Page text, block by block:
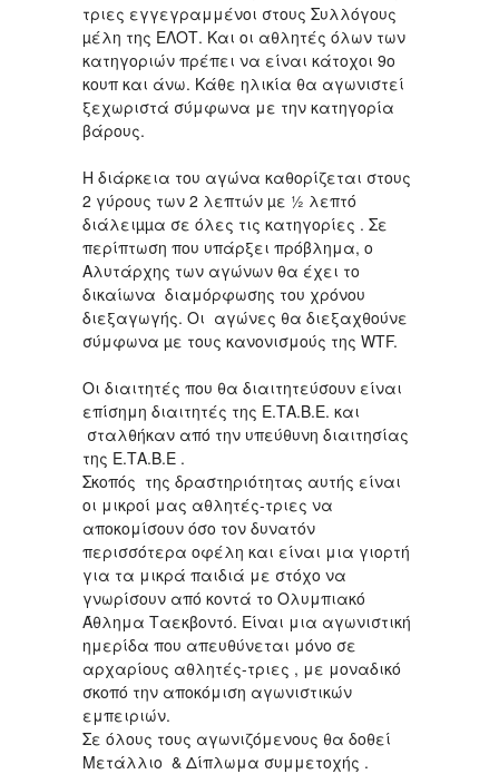
τριες εγγεγραμμένοι στους Συλλόγους
µέλη της ΕΛΟΤ. Και οι αθλητές όλων των
κατηγοριών πρέπει να είναι κάτοχοι 9ο
κουπ και άνω. Κάθε ηλικία θα αγωνιστεί
ξεχωριστά σύμφωνα με την κατηγορία
βάρους.
Η διάρκεια του αγώνα καθορίζεται στους
2 γύρους των 2 λεπτών µε ½ λεπτό
διάλειµµα σε όλες τις κατηγορίες . Σε
περίπτωση που υπάρξει πρόβλημα, ο
Αλυτάρχης των αγώνων θα έχει το
δικαίωνα διαμόρφωσης του χρόνου
διεξαγωγής. Οι αγώνες θα διεξαχθούνε
σύμφωνα µε τους κανονισμούς της WTF.
Οι διαιτητές που θα διαιτητεύσουν είναι
επίσημη διαιτητές της Ε.ΤΑ.Β.Ε. και
σταλθήκαν από την υπεύθυνη διαιτησίας
της Ε.ΤΑ.Β.Ε .
Σκοπός της δραστηριότητας αυτής είναι
οι μικροί μας αθλητές-τριες να
αποκομίσουν όσο τον δυνατόν
περισσότερα οφέλη και είναι μια γιορτή
για τα μικρά παιδιά με στόχο να
γνωρίσουν από κοντά το Ολυμπιακό
Άθλημα Ταεκβοντό. Είναι μια αγωνιστική
ημερίδα που απευθύνεται μόνο σε
αρχαρίους αθλητές-τριες , με μοναδικό
σκοπό την αποκόμιση αγωνιστικών
εμπειριών.
Σε όλους τους αγωνιζόμενους θα δοθεί
Μετάλλιο & Δίπλωμα συμμετοχής .